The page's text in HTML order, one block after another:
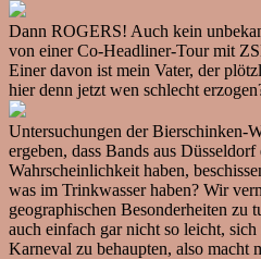
Dann ROGERS! Auch kein
von einer Co-Headliner-Tour mit
Einer davon ist mein Vater, der
hier denn jetzt wen schlecht
Untersuchungen der Bierschinken-
ergeben, dass Bands aus
Wahrscheinlichkeit haben,
was im Trinkwasser haben? Wir
geographischen Besonderheiten zu
auch einfach gar nicht so leicht,
Karneval zu behaupten, also macht